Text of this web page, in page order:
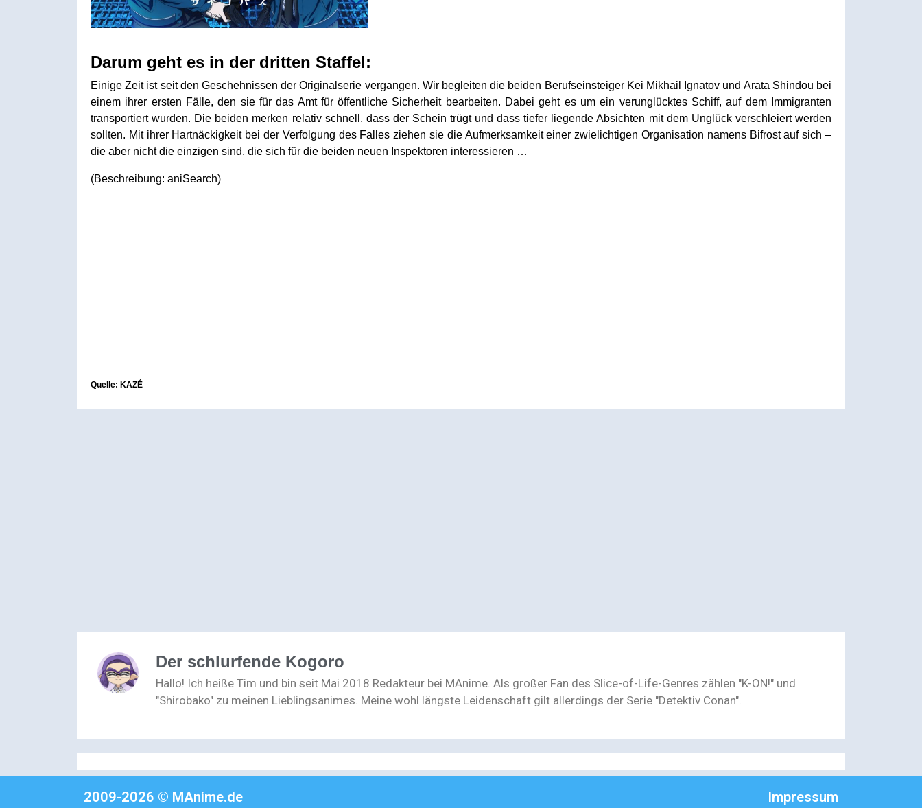
Darum geht es in der dritten Staffel:
Einige Zeit ist seit den Geschehnissen der Originalserie vergangen. Wir begleiten die beiden Berufseinsteiger Kei Mikhail Ignatov und Arata Shindou bei
einem ihrer ersten Fälle, den sie für das Amt für öffentliche Sicherheit bearbeiten. Dabei geht es um ein verunglücktes Schiff, auf dem Immigranten
transportiert wurden. Die beiden merken relativ schnell, dass der Schein trügt und dass tiefer liegende Absichten mit dem Unglück verschleiert werden
sollten. Mit ihrer Hartnäckigkeit bei der Verfolgung des Falles ziehen sie die Aufmerksamkeit einer zwielichtigen Organisation namens Bifrost auf sich –
die aber nicht die einzigen sind, die sich für die beiden neuen Inspektoren interessieren …
(Beschreibung: aniSearch)
Quelle: KAZÉ
Der schlurfende Kogoro
Hallo! Ich heiße Tim und bin seit Mai 2018 Redakteur bei MAnime. Als großer Fan des Slice-of-Life-Genres zählen "K-ON!" und
"Shirobako" zu meinen Lieblingsanimes. Meine wohl längste Leidenschaft gilt allerdings der Serie "Detektiv Conan".
2009-2026 © MAnime.de Impressum